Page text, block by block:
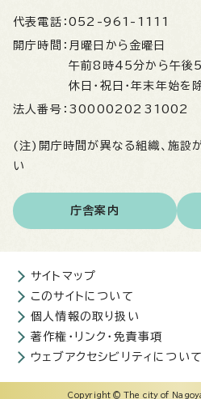
代表電話： 052-961-1111
開庁時間： 月曜日から金曜日
午前8時45分から午後
休日・祝日・年末年始を
法人番号： 3000020231002
(注)開庁時間が異なる組織、施設
い
庁舎案内
サイトマップ
このサイトについて
個人情報の取り扱い
著作権・リンク・免責事項
ウェブアクセシビリティについて
Copyright © The city of